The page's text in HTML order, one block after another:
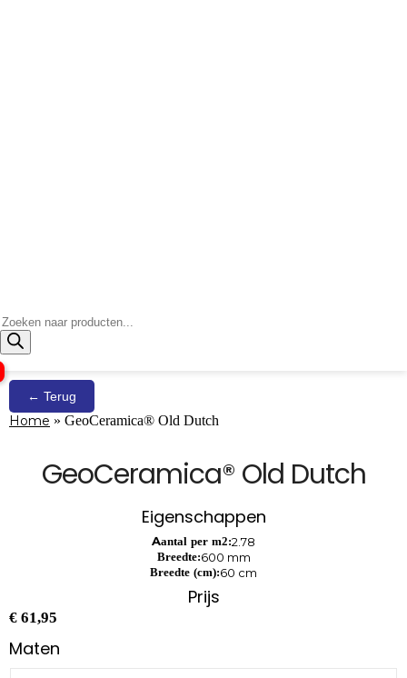
Producten
zoeken
← Terug
Home » GeoCeramica® Old Dutch
GeoCeramica® Old Dutch
Eigenschappen
Aantal per m2:2.78
Breedte:600 mm
Breedte (cm):60 cm
Prijs
€ 61,95
Maten